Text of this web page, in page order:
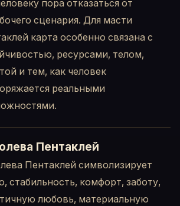
пора отказаться от
сценария. Для масти
карта особенно связана с
ресурсами, телом,
и тем, как человек
реальными
Пентаклей
Пентаклей символизирует
стабильность, комфорт, заботу,
любовь, материальную